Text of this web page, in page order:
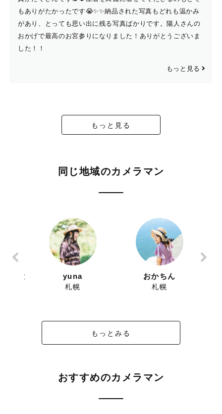
もありがたかったです😭✨✨納品された写真もどれも温かみ
があり、とっても思い出に残る写真ばかりです。陽人さんの
おかげで最高のお宮参りになりました！ありがとうございま
した！！
もっと見る
もっと見る
同じ地域のカメラマン
山 大 yuna
札幌
おかちん
札幌
もっとみる
おすすめのカメラマン